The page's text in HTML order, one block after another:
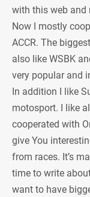
with this web and
Now I mostly
ACCR. The
also like WSBK
very popular and
In addition I like
motosport. I like
cooperated with
give You
from races. It’s
time to write
want to have